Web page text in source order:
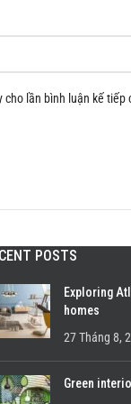
lần bình luận kế tiếp
POSTS
Exploring
homes
27 Tháng 8,
Green